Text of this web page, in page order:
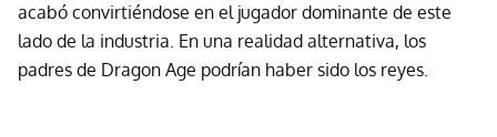
acabó convirtiéndose en el jugador dominante de este
lado de la industria. En una realidad alternativa, los
padres de Dragon Age podrían haber sido los reyes.